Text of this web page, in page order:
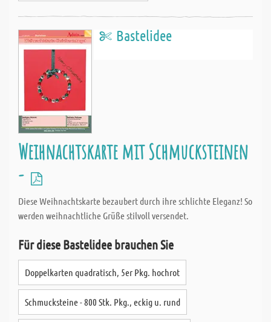
Bastelidee
Weihnachtskarte mit Schmucksteinen
-
Diese Weihnachtskarte bezaubert durch ihre schlichte Eleganz! So
werden weihnachtliche Grüße stilvoll versendet.
Für diese Bastelidee brauchen Sie
Doppelkarten quadratisch, 5er Pkg. hochrot
Schmucksteine - 800 Stk. Pkg., eckig u. rund